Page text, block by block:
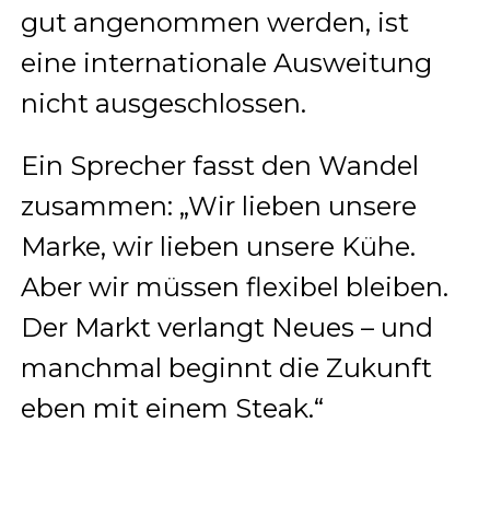
gut angenommen werden, ist
eine internationale Ausweitung
nicht ausgeschlossen.
Ein Sprecher fasst den Wandel
zusammen: „Wir lieben unsere
Marke, wir lieben unsere Kühe.
Aber wir müssen flexibel bleiben.
Der Markt verlangt Neues – und
manchmal beginnt die Zukunft
eben mit einem Steak.“